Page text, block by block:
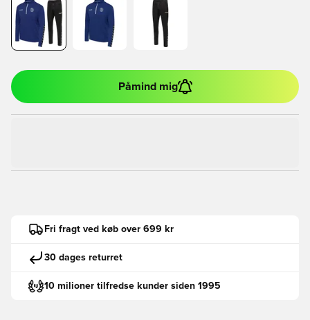
Påmind mig
Fri fragt ved køb over 699 kr
30 dages returret
10 milioner tilfredse kunder siden 1995